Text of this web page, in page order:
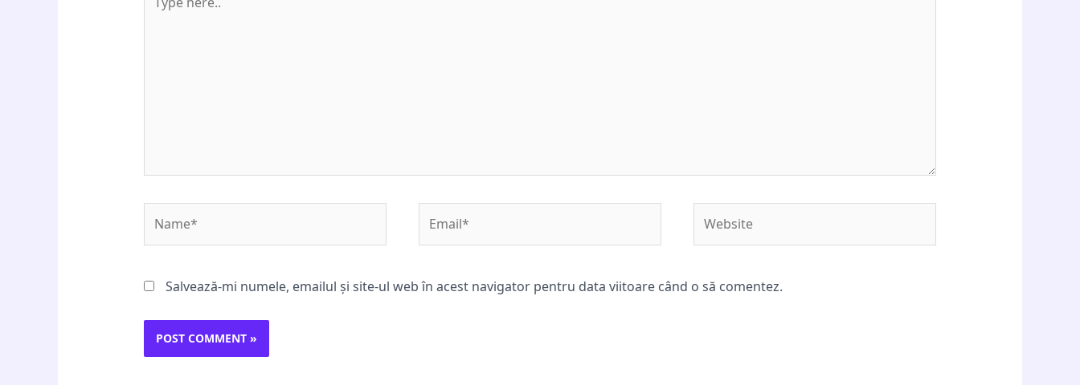
here..
Salvează-mi numele, emailul și site-ul web în acest navigator pentru data viitoare când o să comentez.